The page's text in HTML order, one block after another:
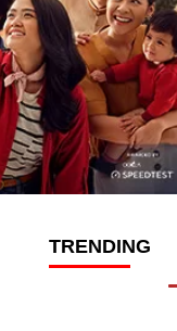
TRENDING